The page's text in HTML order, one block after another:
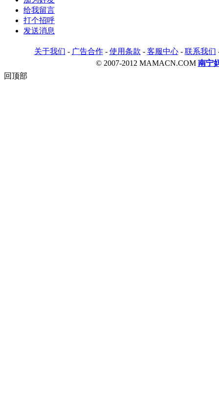
给我留言
打个招呼
发送消息
关于我们 - 广告合作- 使用条款 - 客服中心- 联系我们
© 2007-2012 MAMACN.COM 南宁
回顶部